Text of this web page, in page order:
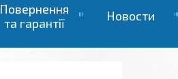
Повернення
та гарантії
Новости